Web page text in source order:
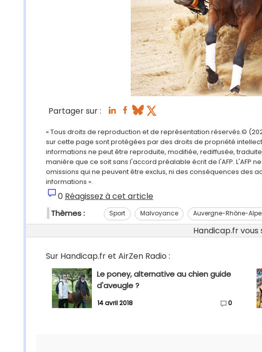
Partager sur :
« Tous droits de reproduction et de représentation réservés.©
sur cette page sont protégées par des droits de propriété
informations ne peut être reproduite, modifiée, rediffusée,
manière que ce soit sans l'accord préalable écrit de l'AFP. L'AFP
omissions qui ne peuvent être exclus, ni des conséquences des
informations ».
0 Réagissez à cet article
Thèmes : Sport Malvoyance Auvergne-Rhône-
Handicap.fr vous
Sur Handicap.fr et AirZen Radio :
Le poney, alternative au chien guide
d'aveugle ?
14 avril 2018 0